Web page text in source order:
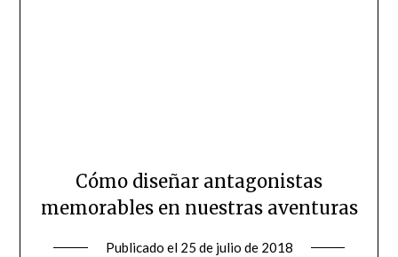
Cómo diseñar antagonistas
memorables en nuestras aventuras
Publicado el 25 de julio de 2018